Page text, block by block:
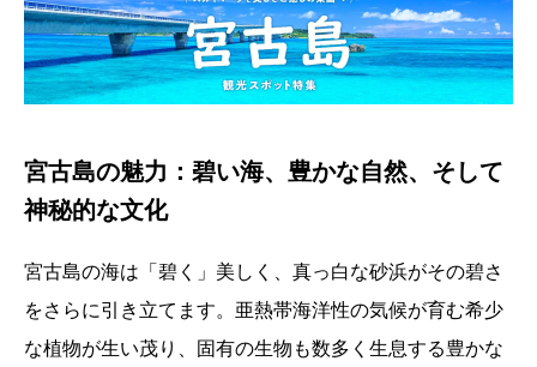
宮古島の魅力：碧い海、豊かな自然、そして
神秘的な文化
宮古島の海は「碧く」美しく、真っ白な砂浜がその碧さ
をさらに引き立てます。亜熱帯海洋性の気候が育む希少
な植物が生い茂り、固有の生物も数多く生息する豊かな